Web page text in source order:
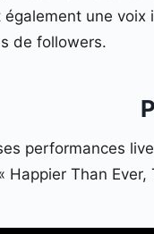
également une
de followers.
performances
Happier Than